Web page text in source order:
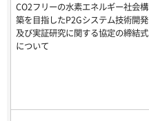
CO2フリーの水素エネルギー社会構
築を目指したP2Gシステム技術開発
及び実証研究に関する協定の締結式
について